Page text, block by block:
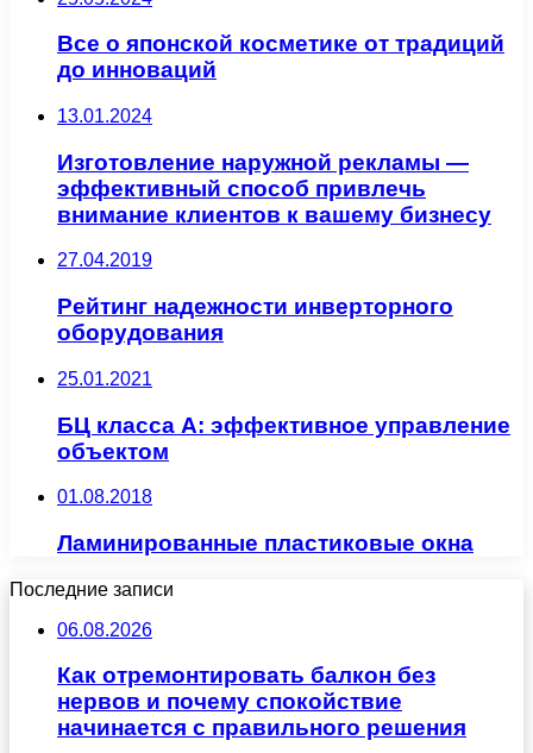
Все о японской косметике от традиций
до инноваций
13.01.2024
Изготовление наружной рекламы —
эффективный способ привлечь
внимание клиентов к вашему бизнесу
27.04.2019
Рейтинг надежности инверторного
оборудования
25.01.2021
БЦ класса А: эффективное управление
объектом
01.08.2018
Ламинированные пластиковые окна
Последние записи
06.08.2026
Как отремонтировать балкон без
нервов и почему спокойствие
начинается с правильного решения